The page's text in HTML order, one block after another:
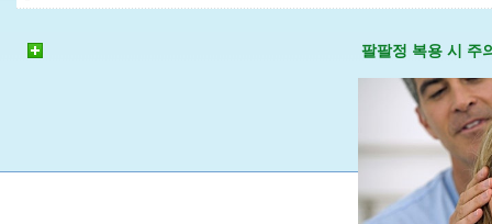
팔팔정 복용 시 주